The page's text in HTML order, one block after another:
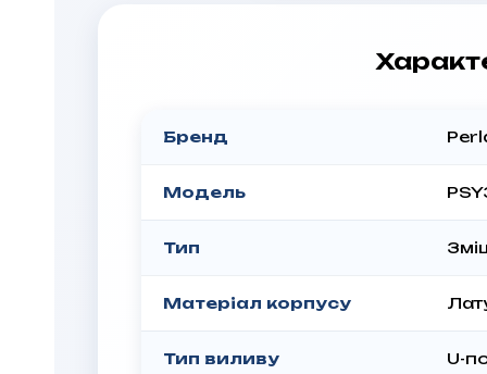
Бренд
Модель
Тип
Матеріал корпусу
Тип виливу U-